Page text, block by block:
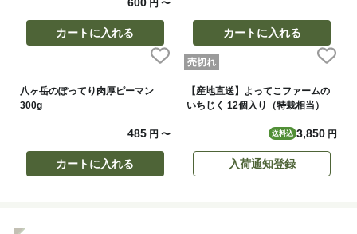
600円 〜
カートに入れる カートに入れる
八ヶ岳のぽってり肉厚ピーマン
300g
485円 〜
カートに入れる
売切れ
【産地直送】よってこファームの
いちじく 12個入り（特栽相当）
送料込 3,850 円
入荷通知登録